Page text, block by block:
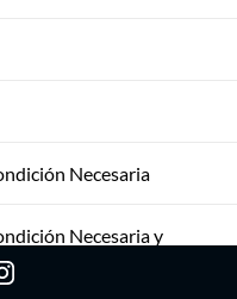
Necesaria
Necesaria y